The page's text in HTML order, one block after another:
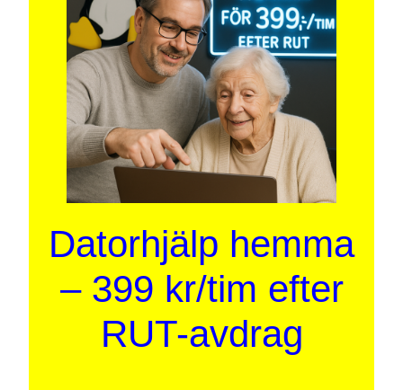
Datorhjälp hemma
– 399 kr/tim efter
RUT-avdrag